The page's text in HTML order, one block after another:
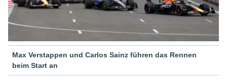
Max Verstappen und Carlos Sainz führen das Rennen
beim Start an